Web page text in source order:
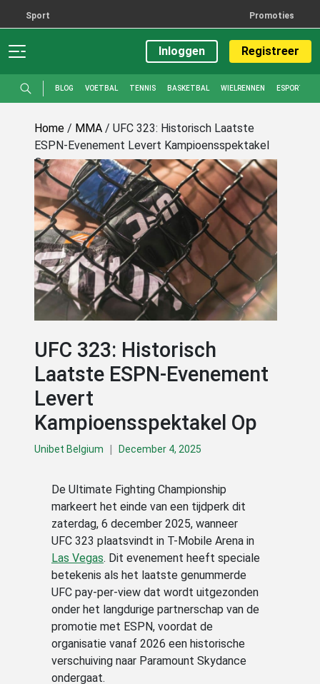
Sport Promoties
Inloggen Registreer
BLOG VOETBAL TENNIS BASKETBAL WIELRENNEN ESPORTS
Home / MMA / UFC 323: Historisch Laatste
ESPN-Evenement Levert Kampioensspektakel
Op
UFC 323: Historisch
Laatste ESPN-Evenement
Levert
Kampioensspektakel Op
Unibet Belgium | December 4, 2025
De Ultimate Fighting Championship
markeert het einde van een tijdperk dit
zaterdag, 6 december 2025, wanneer
UFC 323 plaatsvindt in T-Mobile Arena in
Las Vegas. Dit evenement heeft speciale
betekenis als het laatste genummerde
UFC pay-per-view dat wordt uitgezonden
onder het langdurige partnerschap van de
promotie met ESPN, voordat de
organisatie vanaf 2026 een historische
verschuiving naar Paramount Skydance
ondergaat.